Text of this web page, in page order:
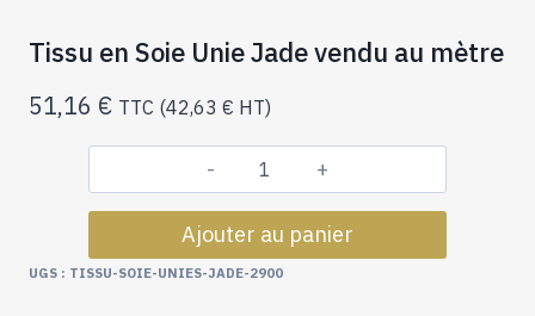
Tissu en Soie Unie Jade vendu au mètre
51,16 € TTC (42,63 € HT)
quantité
de
Tissu
en
Ajouter au panier
UGS : TISSU-SOIE-UNIES-JADE-2900